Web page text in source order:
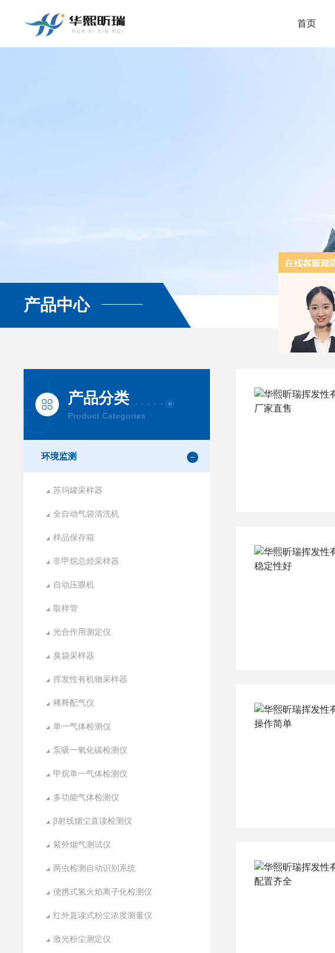
首页
产品中心
产品分类
Product Categories
环境监测
苏玛罐采样器
全自动气袋清洗机
样品保存箱
非甲烷总烃采样器
自动压膜机
取样管
光合作用测定仪
臭袋采样器
挥发性有机物采样器
稀释配气仪
单一气体检测仪
泵吸一氧化碳检测仪
甲烷单一气体检测仪
多功能气体检测仪
β射线烟尘直读检测仪
紫外烟气测试仪
两虫检测自动识别系统
便携式氢火焰离子化检测仪
红外直读式粉尘浓度测量仪
激光粉尘测定仪